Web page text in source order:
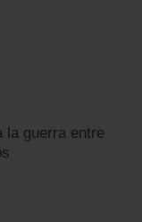
la guerra entre